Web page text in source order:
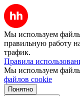
Мы используем
правильную работу
трафик.
Правила
Мы используем
файлов cookie
Понятно